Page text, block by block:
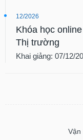
12/2026
Khóa học
Thị trường
Khai giảng: 07/12/
Vận